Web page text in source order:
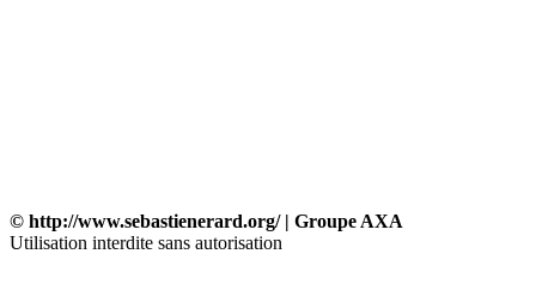
© http://www.sebastienerard.org/ | Groupe AXA
Utilisation interdite sans autorisation